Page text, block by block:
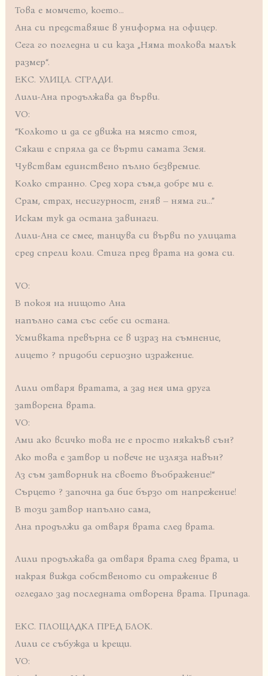
Това е момчето, което…
Ана си представяше в униформа на офицер.
Сега го погледна и си каза „Няма толкова малък
размер“.
ЕКС. УЛИЦА. СГРАДИ.
Лили-Ана продължава да върви.
VO:
“Колкото и да се движа на място стоя,
Сякаш е спряла да се върти самата Земя.
Чувствам единствено пълно безвремие.
Колко странно. Сред хора съм,а добре ми е.
Срам, страх, несигурност, гняв – няма ги…”
Искам тук да остана завинаги.
Лили-Ана се смее, танцува си върви по улицата
сред спрели коли. Стига пред врата на дома си.
VO:
В покоя на нищото Ана
напълно сама със себе си остана.
Усмивката превърна се в израз на съмнение,
лицето ? придоби сериозно изражение.
Лили отваря вратата, а зад нея има друга
затворена врата.
VO:
Ами ако всичко това не е просто някакъв сън?
Ако това е затвор и повече не изляза навън?
Аз съм затворник на своето въображение!“
Сърцето ? започна да бие бързо от напрежение!
В този затвор напълно сама,
Ана продължи да отваря врата след врата.
Лили продължава да отваря врата след врата, и
накрая вижда собственото си отражение в
огледало зад последната отворена врата. Припада.
ЕКС. ПЛОЩАДКА ПРЕД БЛОК.
Лили се събужда и крещи.
VO: